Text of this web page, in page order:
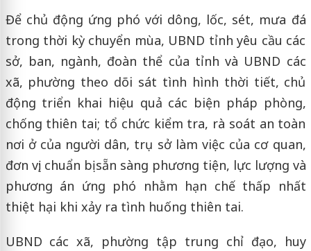
Để chủ động ứng phó với dông, lốc, sét, mưa đá
trong thời kỳ chuyển mùa, UBND tỉnh yêu cầu các
sở, ban, ngành, đoàn thể của tỉnh và UBND các
xã, phường theo dõi sát tình hình thời tiết, chủ
động triển khai hiệu quả các biện pháp phòng,
chống thiên tai; tổ chức kiểm tra, rà soát an toàn
nơi ở của người dân, trụ sở làm việc của cơ quan,
đơn vị; chuẩn bị sẵn sàng phương tiện, lực lượng và
phương án ứng phó nhằm hạn chế thấp nhất
thiệt hại khi xảy ra tình huống thiên tai.
UBND các xã, phường tập trung chỉ đạo, huy